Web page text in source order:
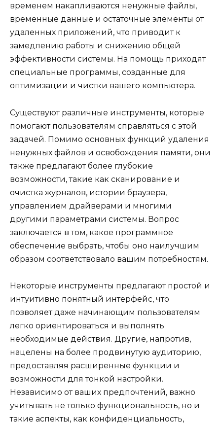
временем накапливаются ненужные файлы,
временные данные и остаточные элементы от
удаленных приложений, что приводит к
замедлению работы и снижению общей
эффективности системы. На помощь приходят
специальные программы, созданные для
оптимизации и чистки вашего компьютера.
Существуют различные инструменты, которые
помогают пользователям справляться с этой
задачей. Помимо основных функций удаления
ненужных файлов и освобождения памяти, они
также предлагают более глубокие
возможности, такие как сканирование и
очистка журналов, истории браузера,
управлением драйверами и многими
другими параметрами системы. Вопрос
заключается в том, какое программное
обеспечение выбрать, чтобы оно наилучшим
образом соответствовало вашим потребностям.
Некоторые инструменты предлагают простой и
интуитивно понятный интерфейс, что
позволяет даже начинающим пользователям
легко ориентироваться и выполнять
необходимые действия. Другие, напротив,
нацелены на более продвинутую аудиторию,
предоставляя расширенные функции и
возможности для тонкой настройки.
Независимо от ваших предпочтений, важно
учитывать не только функциональность, но и
такие аспекты, как конфиденциальность,